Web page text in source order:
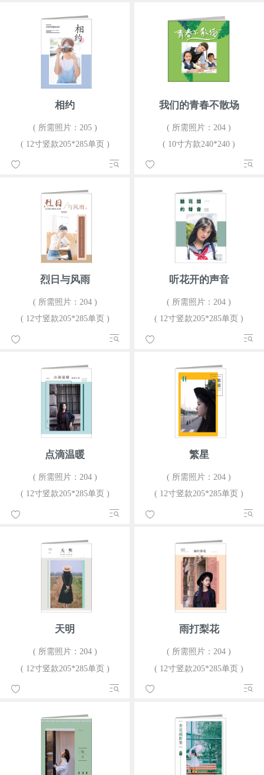
相约
( 所需照片：205 )
( 12寸竖款205*285单页 )
我们的青春不散场
( 所需照片：204 )
( 10寸方款240*240 )
烈日与风雨
( 所需照片：204 )
( 12寸竖款205*285单页 )
听花开的声音
( 所需照片：204 )
( 12寸竖款205*285单页 )
点滴温暖
( 所需照片：204 )
( 12寸竖款205*285单页 )
繁星
( 所需照片：204 )
( 12寸竖款205*285单页 )
天明
( 所需照片：204 )
( 12寸竖款205*285单页 )
雨打梨花
( 所需照片：204 )
( 12寸竖款205*285单页 )